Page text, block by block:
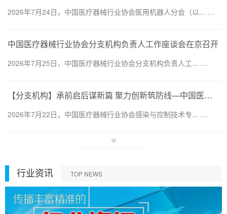
2026年7月24日，中国医疗器械行业协会医用机器人分会（以... …
中国医疗器械行业协会分支机构负责人工作座谈会在京召开
2026年7月25日，中国医疗器械行业协会分支机构负责人工... …
【分支机构】承前启后谋新篇 聚力创新筑防线—中国医疗器械行业协会感染与控制技术专业委员会换届会暨第六届第一次会员代表大会圆满召开
2026年7月22日，中国医疗器械行业协会感染与控制技术专... …
行业资讯 TOP NEWS